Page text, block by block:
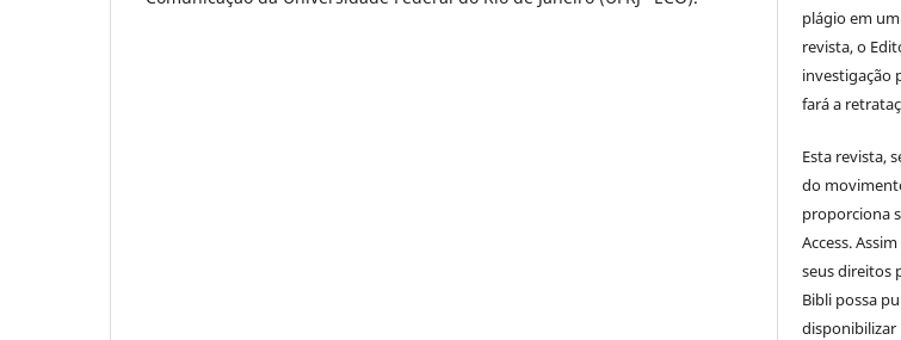
plágio em
revista, o
investigação
fará a
Esta revista,
do
proporciona
Access.
seus direitos
Bibli possa
disponibilizar